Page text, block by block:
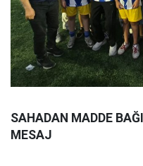
SAHADAN MADDE
MESAJ